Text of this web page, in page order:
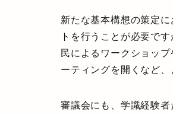
新たな基本構想の策定
トを行うことが必要で
民によるワークショッ
ーティングを開くなど
審議会にも、学識経験